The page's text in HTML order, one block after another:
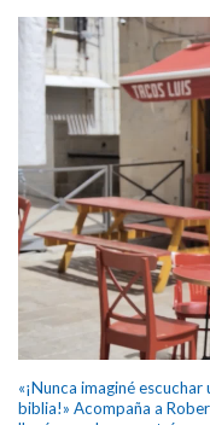
«¡Nunca imaginé
biblia!» Acompaña a